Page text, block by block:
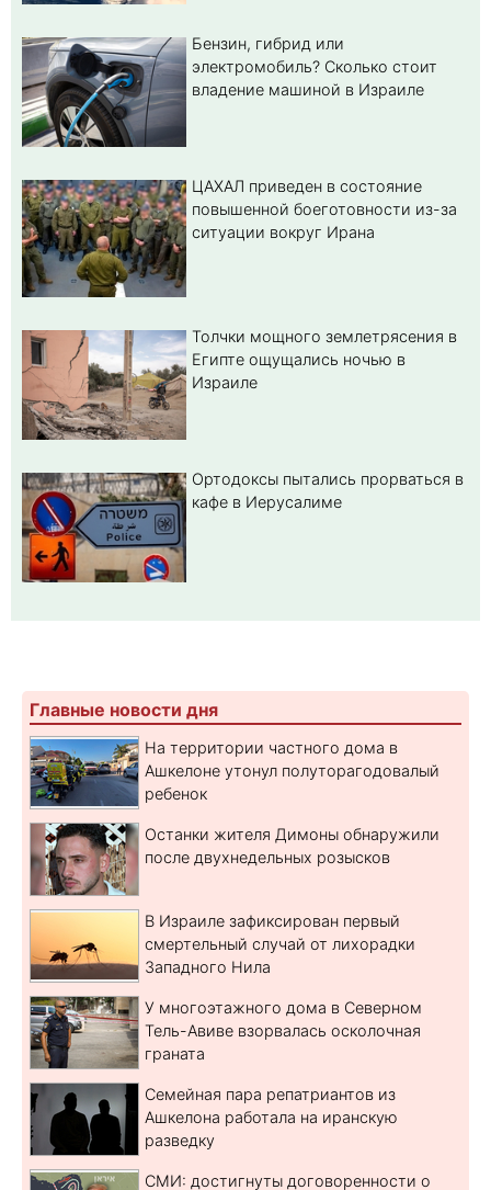
Бензин, гибрид или
электромобиль? Cколько стоит
владение машиной в Израиле
ЦАХАЛ приведен в состояние
повышенной боеготовности из-за
ситуации вокруг Ирана
Толчки мощного землетрясения в
Египте ощущались ночью в
Израиле
Ортодоксы пытались прорваться в
кафе в Иерусалиме
Главные новости дня
На территории частного дома в
Ашкелоне утонул полуторагодовалый
ребенок
Останки жителя Димоны обнаружили
после двухнедельных розысков
В Израиле зафиксирован первый
смертельный случай от лихорадки
Западного Нила
У многоэтажного дома в Северном
Тель-Авиве взорвалась осколочная
граната
Семейная пара репатриантов из
Ашкелона работала на иранскую
разведку
СМИ: достигнуты договоренности о